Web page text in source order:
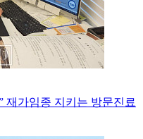
재가임종 지키는 방문진료